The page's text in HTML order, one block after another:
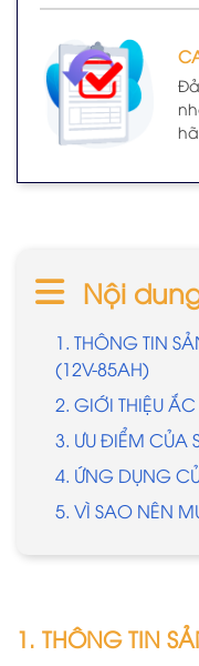
Nội
1. THÔNG TIN
(12V-85AH)
2. GIỚI THIỆU
3. ƯU ĐIỂM CỦA
4. ỨNG DỤNG
5. VÌ SAO NÊN
1. THÔNG TIN